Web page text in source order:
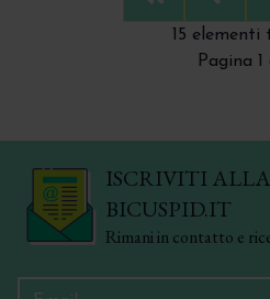
First
15 elementi
Pagina 1
ISCRIVITI
BICUSPID.IT
Rimani in contatto e